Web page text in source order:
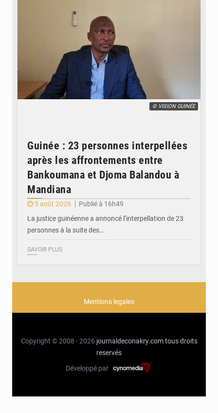
© VISION GUINÉE
Guinée : 23 personnes interpellées
après les affrontements entre
Bankoumana et Djoma Balandou à
Mandiana
5 août 2026
Publié à 16h49
La justice guinéenne a annoncé l’interpellation de 23
personnes à la suite des…
SAVOIR PLUS
Mentions legales
Copyright © 2008 - 2026 journaldeconakry.com tous droits
reservés
Développé par